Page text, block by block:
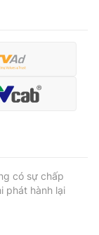
có sự chấp
phát hành lại